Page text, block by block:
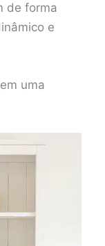
de forma
e
uma